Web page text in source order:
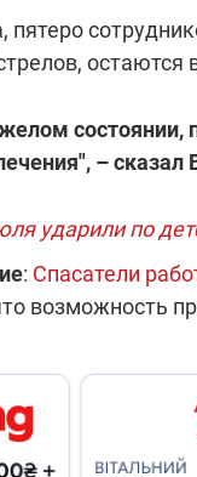
пятеро
остаются
–
ударили по
: Спасатели
возможность
08.09.2025 12:28
Поддержи
Dodge
"Око и щит":
РЭБ и пикапы –
продолжается
средств на